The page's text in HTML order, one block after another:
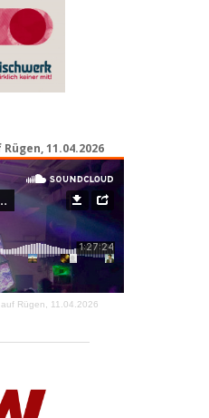
11.04.2026
Rügen, 11.04.2026